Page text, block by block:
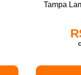
Tampa